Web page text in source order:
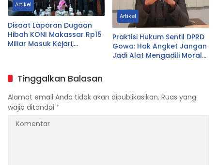
Artikel
Disaat Laporan Dugaan
Hibah KONI Makassar Rp15
Miliar Masuk Kejari,
Artikel
Praktisi Hukum Sentil DPRD
Gowa: Hak Angket Jangan
Jadi Alat Mengadili Moral
Tinggalkan Balasan
Alamat email Anda tidak akan dipublikasikan. Ruas yang
wajib ditandai *